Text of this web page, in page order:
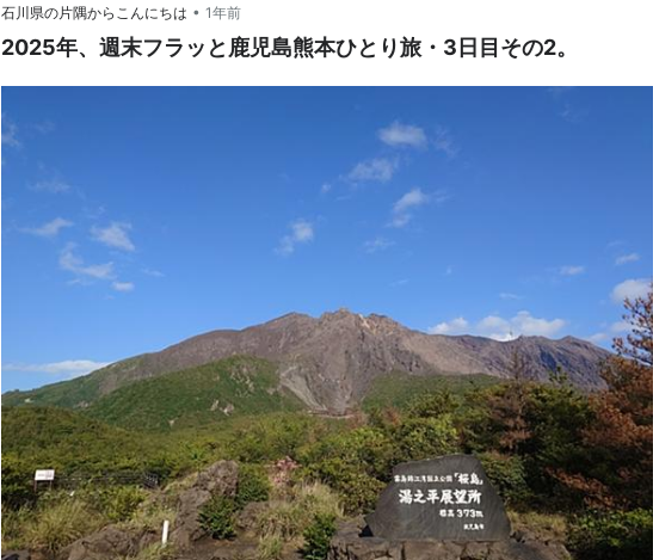
石川県の片隅からこんにちは • 1年前
2025年、週末フラッと鹿児島熊本ひとり旅・3日目その2。